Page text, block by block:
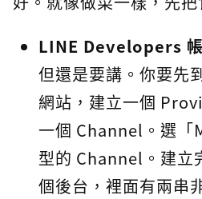
LINE Developers
但還是要講。你要先
網站，建立一個
一個 Channel。選「
型的 Channel。建立
個後台，裡面有兩串